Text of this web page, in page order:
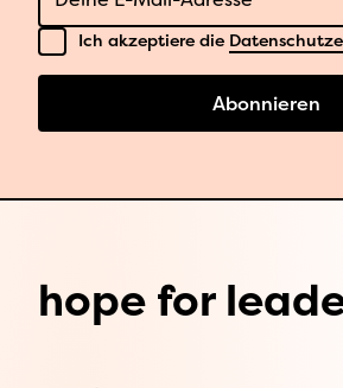
Datenschutz
Ich akzeptiere die
Abonnieren
hope for